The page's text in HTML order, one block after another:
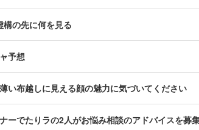
の先に何を見る
予想
い布越しに見える顔の魅力に気づいてください
ーでたりラの2人がお悩み相談のアドバイスを募